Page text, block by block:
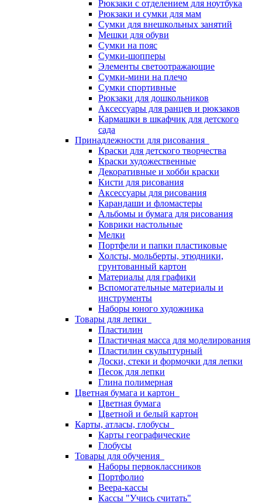
Рюкзаки с отделением для ноутбука
Рюкзаки и сумки для мам
Сумки для внешкольных занятий
Мешки для обуви
Сумки на пояс
Сумки-шопперы
Элементы светоотражающие
Сумки-мини на плечо
Сумки спортивные
Рюкзаки для дошкольников
Аксессуары для ранцев и рюкзаков
Кармашки в шкафчик для детского
сада
Принадлежности для рисования
Краски для детского творчества
Краски художественные
Декоративные и хобби краски
Кисти для рисования
Аксессуары для рисования
Карандаши и фломастеры
Альбомы и бумага для рисования
Коврики настольные
Мелки
Портфели и папки пластиковые
Холсты, мольберты, этюдники,
грунтованный картон
Материалы для графики
Вспомогательные материалы и
инструменты
Наборы юного художника
Товары для лепки
Пластилин
Пластичная масса для моделирования
Пластилин скульптурный
Доски, стеки и формочки для лепки
Песок для лепки
Глина полимерная
Цветная бумага и картон
Цветная бумага
Цветной и белый картон
Карты, атласы, глобусы
Карты географические
Глобусы
Товары для обучения
Наборы первоклассников
Портфолио
Веера-кассы
Кассы "Учись считать"